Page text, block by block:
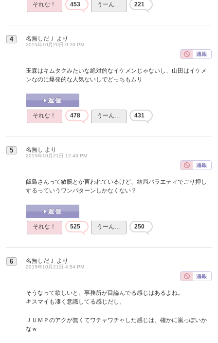
それな！ 453 うーん… 221
4 名無しだＪ より
2015年10月20日 9:20 PM
玉森はキムタクみたいな絶対的なイケメンじゃないし、山田はイケメ
ンなのに爆発的な人気ないしでどっちもムリ
それな！ 478 うーん… 431
5 名無し より
2015年10月21日 12:43 PM
飯島さんって敏腕とか言われているけど、結局バラエティでごり押し
するっていうワンパターンしかなくない？
それな！ 525 うーん… 250
6 名無しだＪ より
2015年10月21日 4:54 PM
そうなって欲しいと、事務所が目論んでる感じはあるよね。
キスマイも凄く意識してる感じだし。
ＪＵＭＰのアクが無くてワチャワチャした感じは、確かに嵐っぽいか
なｗ